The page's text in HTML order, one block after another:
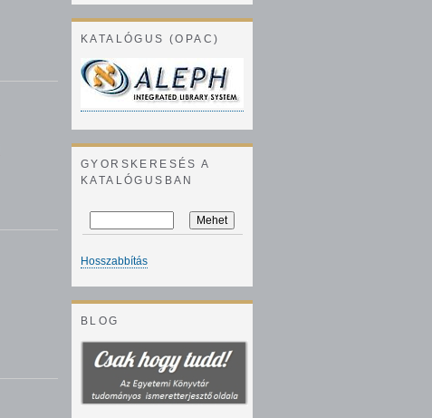
KATALÓGUS (OPAC)
GYORSKERESÉS A
KATALÓGUSBAN
Hosszabbítás
BLOG